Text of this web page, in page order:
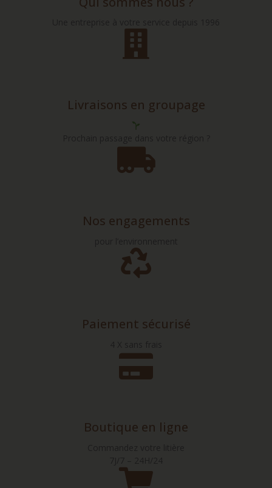
Livraisons en groupage
Nos engagements
Paiement sécurisé
Boutique en ligne